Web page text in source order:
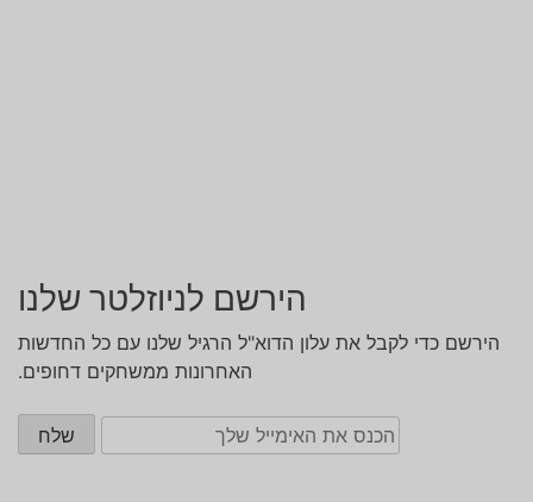
הירשם לניוזלטר שלנו
הירשם כדי לקבל את עלון הדוא"ל הרגיל שלנו עם כל החדשות
האחרונות ממשחקים דחופים.